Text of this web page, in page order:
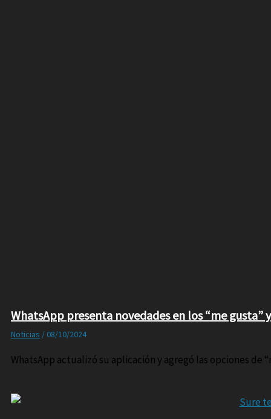
WhatsApp presenta novedades en los “me gusta”
Noticias / 08/10/2024
WhatsApp actualizó su aplicación y agregó las opciones